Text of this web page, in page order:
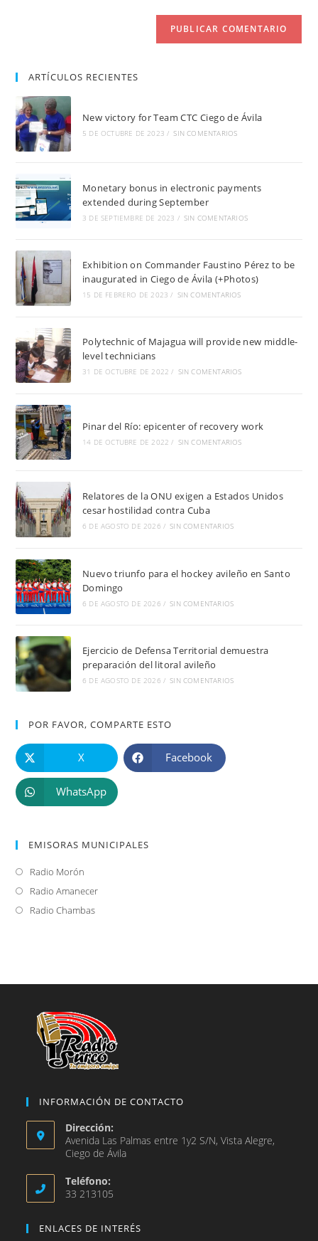
ARTÍCULOS RECIENTES
New victory for Team CTC Ciego de Ávila
5 DE OCTUBRE DE 2023 / SIN COMENTARIOS
Monetary bonus in electronic payments
extended during September
3 DE SEPTIEMBRE DE 2023 / SIN COMENTARIOS
Exhibition on Commander Faustino Pérez to be
inaugurated in Ciego de Ávila (+Photos)
15 DE FEBRERO DE 2023 / SIN COMENTARIOS
Polytechnic of Majagua will provide new middle-
level technicians
31 DE OCTUBRE DE 2022 / SIN COMENTARIOS
Pinar del Río: epicenter of recovery work
14 DE OCTUBRE DE 2022 / SIN COMENTARIOS
Relatores de la ONU exigen a Estados Unidos
cesar hostilidad contra Cuba
6 DE AGOSTO DE 2026 / SIN COMENTARIOS
Nuevo triunfo para el hockey avileño en Santo
Domingo
6 DE AGOSTO DE 2026 / SIN COMENTARIOS
Ejercicio de Defensa Territorial demuestra
preparación del litoral avileño
6 DE AGOSTO DE 2026 / SIN COMENTARIOS
POR FAVOR, COMPARTE ESTO
X Facebook
WhatsApp
EMISORAS MUNICIPALES
Radio Morón
abre
en
Radio AmanecerSe
Radio ChambasSe
nueva
INFORMACIÓN DE CONTACTO
Dirección:
Avenida Las Palmas entre 1y2 S/N, Vista Alegre,
Ciego de Ávila
Teléfono:
33 213105
ENLACES DE INTERÉS